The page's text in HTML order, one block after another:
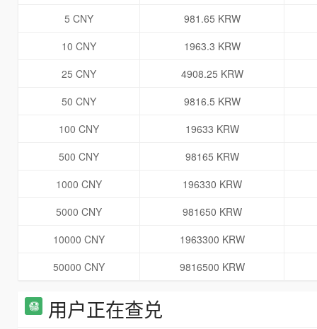
5 CNY
981.65 KRW
10 CNY
1963.3 KRW
25 CNY
4908.25 KRW
50 CNY
9816.5 KRW
100 CNY
19633 KRW
500 CNY
98165 KRW
1000 CNY
196330 KRW
5000 CNY
981650 KRW
10000 CNY
1963300 KRW
50000 CNY
9816500 KRW
用户正在查兑